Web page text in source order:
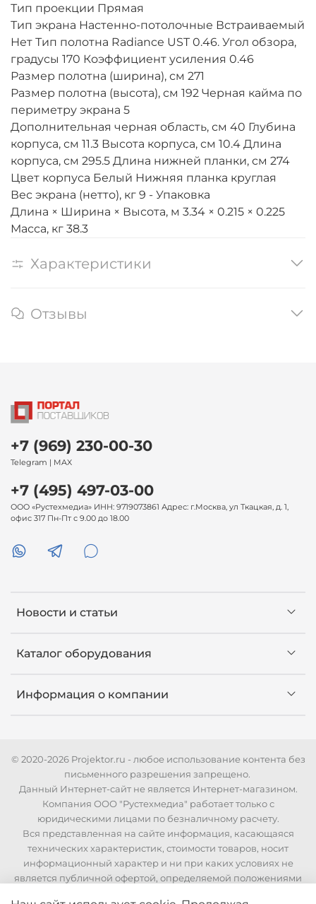
Тип проекции Прямая
Тип экрана Настенно-потолочные Встраиваемый
Нет Тип полотна Radiance UST 0.46. Угол обзора,
градусы 170 Коэффициент усиления 0.46
Размер полотна (ширина), см 271
Размер полотна (высота), см 192 Черная кайма по
периметру экрана 5
Дополнительная черная область, см 40 Глубина
корпуса, см 11.3 Высота корпуса, см 10.4 Длина
корпуса, см 295.5 Длина нижней планки, см 274
Цвет корпуса Белый Нижняя планка круглая
Вес экрана (нетто), кг 9 - Упаковка
Длина × Ширина × Высота, м 3.34 × 0.215 × 0.225
Масса, кг 38.3
Характеристики
Отзывы
Новости и статьи
Каталог оборудования
Информация о компании
+7 (969) 230-00-30
Telegram | MAX
+7 (495) 497-03-00
ООО «Рустехмедиа» ИНН: 9719073861 Адрес: г.Москва, ул Ткацкая, д. 1,
офис 317 Пн-Пт с 9.00 до 18.00
© 2020-2026 Projektor.ru - любое использование контента без
письменного разрешения запрещено.
Данный Интернет-сайт не является Интернет-магазином.
Компания ООО "Рустехмедиа" работает только с
юридическими лицами по безналичному расчету.
Вся представленная на сайте информация, касающаяся
технических характеристик, стоимости товаров, носит
информационный характер и ни при каких условиях не
является публичной офертой, определяемой положениями